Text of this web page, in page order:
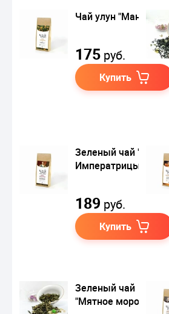
Чай улун "Мандарин"
175 руб.
Купить
Зеленый чай
Императрицы"
189 руб.
Купить
Зеленый чай
"Мятное